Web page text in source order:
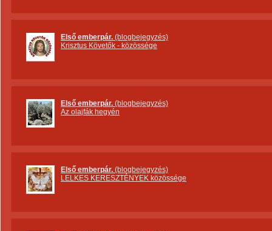
Első emberpár. (blogbejegyzés)
Krisztus Követők - közössége
Első emberpár. (blogbejegyzés)
Az olajfák hegyén
Első emberpár. (blogbejegyzés)
LELKES KERESZTÉNYEK közössége